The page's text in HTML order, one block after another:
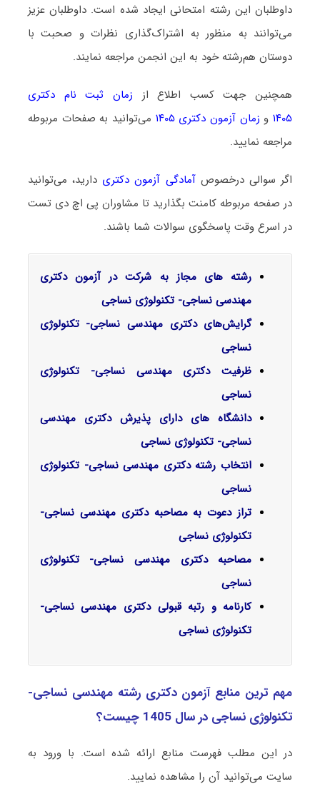
داوطلبان این رشته امتحانی ایجاد شده است. داوطلبان عزیز
می‌توانند به منظور به اشتراک‌گذاری نظرات و صحبت با
دوستان هم‌رشته خود به این انجمن مراجعه نمایند.
همچنین جهت کسب اطلاع از زمان ثبت نام دکتری
۱۴۰۵ و زمان آزمون دکتری ۱۴۰۵
می‌توانید به صفحات مربوطه
مراجعه نمایید.
اگر سوالی درخصوصآمادگی آزمون دکتری دارید، می‌توانید
در صفحه مربوطه کامنت بگذارید تا مشاوران پی اچ دی تست
در اسرع وقت پاسخگوی سوالات شما باشند.
رشته های مجاز به شرکت در آزمون دکتری
مهندسی نساجی- تکنولوژی نساجی
گرایش‌های دکتری مهندسی نساجی- تکنولوژی
نساجی
ظرفیت دکتری مهندسی نساجی- تکنولوژی
نساجی
دانشگاه های دارای پذیرش دکتری مهندسی
نساجی- تکنولوژی نساجی
انتخاب رشته دکتری مهندسی نساجی- تکنولوژی
نساجی
تراز دعوت به مصاحبه دکتری مهندسی نساجی-
تکنولوژی نساجی
مصاحبه دکتری مهندسی نساجی- تکنولوژی
نساجی
کارنامه و رتبه قبولی دکتری مهندسی نساجی-
تکنولوژی نساجی
مهم ترین منابع آزمون دکتری رشته مهندسی نساجی-
تکنولوژی نساجی در سال 1405 چیست؟
در این مطلب فهرست منابع ارائه شده است. با ورود به
سایت می‌توانید آن را مشاهده نمایید.